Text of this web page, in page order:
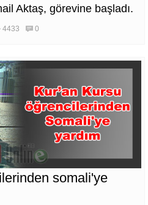
Aktaş, görevine başladı.
4433 0
somali'ye